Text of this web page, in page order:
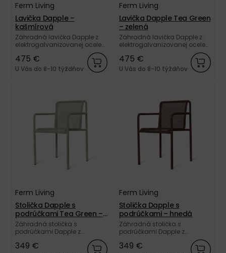
Ferm Living
Lavička Dapple –
kašmírová
Záhradná lavička Dapple z
elektrogalvanizovanej ocele
nástrekom kašmírovej farby
od dánskej značky Ferm
475 €
U Vás do 8-10 týždňov
Ferm Living
Lavička Dapple Tea Green
– zelená
Záhradná lavička Dapple z
elektrogalvanizovanej ocele
nástrekom zelenej farby od
dánskej značky Ferm Living.
475 €
U Vás do 8-10 týždňov
Ferm Living
Stolička Dapple s
podrúčkami Tea Green –
zelená
Záhradná stolička s
podrúčkami Dapple z
elektrogalvanizovanej ocele
a vonkajším práškovým
349 €
Ferm Living
Stolička Dapple s
podrúčkami – hnedá
Záhradná stolička s
podrúčkami Dapple z
elektrogalvanizovanej ocele
a vonkajším práškovým
349 €